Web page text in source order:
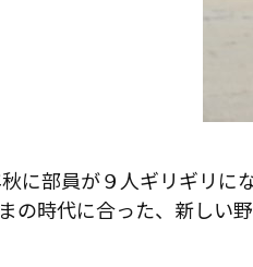
秋に部員が９人ギリギリ
の時代に合った、新しい